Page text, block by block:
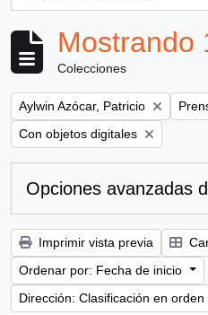
Mostrando
Colecciones
Remove filter:
Aylwin Azócar, Patricio
Remove filter:
Con objetos digitales
Opciones avanzadas
Imprimir vista previa
Ordenar por: Fecha de inicio
Dirección: Clasificación en